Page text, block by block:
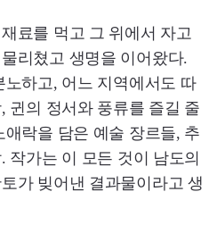
료를 먹고 그 위에서 자고
리쳤고 생명을 이어왔다.
하고, 어느 지역에서도 따
귄의 정서와 풍류를 즐길 줄
락을 담은 예술 장르들, 추
작가는 이 모든 것이 남도의
가 빚어낸 결과물이라고 생